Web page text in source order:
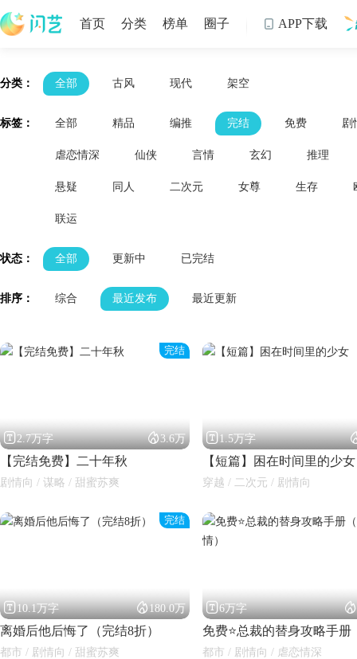
闪艺
首页 分类 榜单 圈子  APP下载
分类： 全部 古风 现代 架空
标签： 全部 精品 编推 完结 免费 剧
虐恋情深 仙侠 言情 玄幻 推理
悬疑 同人 二次元 女尊 生存
联运
状态： 全部 更新中 已完结
排序： 综合 最近发布 最近更新
完结
2.7万字 3.6万
【完结免费】二十年秋
剧情向 / 谋略 / 甜蜜苏爽
1.5万字
【短篇】困在时间里的少女
穿越 / 二次元 / 剧情向
完结
10.1万字 180.0万
离婚后他后悔了（完结8折）
都市 / 剧情向 / 甜蜜苏爽
6万字 
都市 / 剧情向 / 虐恋情深